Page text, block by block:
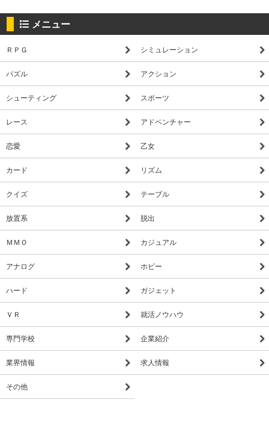
メニュー
ＲＰＧ シミュレーション
パズル アクション
シューティング スポーツ
レース アドベンチャー
恋愛 乙女
カード リズム
クイズ テーブル
放置系 脱出
ＭＭＯ カジュアル
アナログ ホビー
ハード ガジェット
ＶＲ 就活ノウハウ
専門学校 企業紹介
業界情報 求人情報
その他